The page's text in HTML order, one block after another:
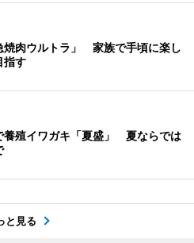
焼肉ウルトラ」 家族で手頃に楽し
指す
養殖イワガキ「夏盛」 夏ならでは
と見る